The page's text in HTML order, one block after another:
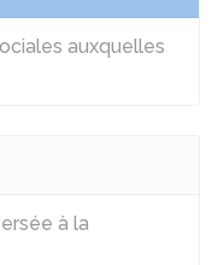
auxquelles
à la